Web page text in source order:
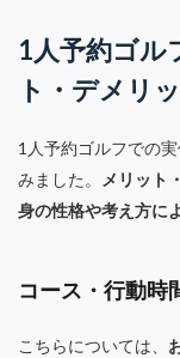
1人予約ゴル
ト・デメリ
1人予約ゴルフでの
みました。
メリット
身の性格や考え方に
コース・行動時
こちらについては、